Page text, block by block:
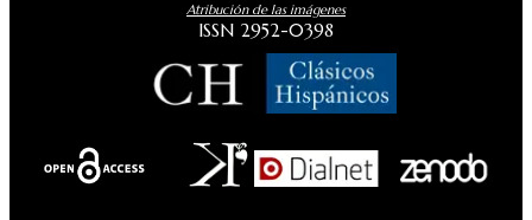
Atribución de las imágenes
ISSN 2952-0398